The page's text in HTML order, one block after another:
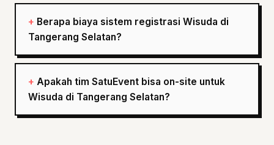
Berapa biaya sistem registrasi Wisuda di
Tangerang Selatan?
Apakah tim SatuEvent bisa on-site untuk
Wisuda di Tangerang Selatan?